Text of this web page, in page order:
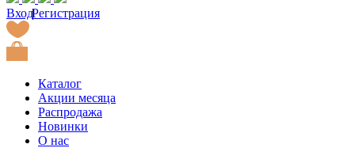
Вход|
Регистрация
Каталог
Акции месяца
Распродажа
Новинки
О нас